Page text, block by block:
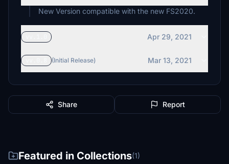
New Version compatible with the new FS2020.
Apr 29, 2021
(Initial Release) Mar 13, 2021
Share Report
Featured in Collections(1)